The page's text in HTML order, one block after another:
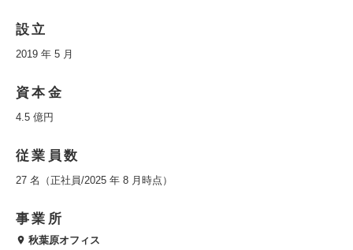
設立
2019 年 5 月
資本金
4.5 億円
従業員数
27 名（正社員/2025 年 8 月時点）
事業所
秋葉原オフィス